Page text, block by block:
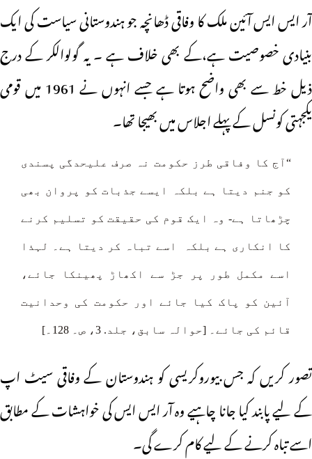
آر ایس ایس آئین ملک کا وفاقی ڈھانچہ جو ہندوستانی سیاست کی ایک
بنیادی خصوصیت ہے،کے بھی خلاف ہے ۔ یہ گولوالکر کے درج
ذیل خط سے بھی واضح ہوتا ہے جسے انہوں نے 1961 میں قومی
یکجہتی کونسل کے پہلے اجلاس میں بھیجا تھا۔
“آج کا وفاقی طرز حکومت نہ صرف علیحدگی پسندی
کو جنم دیتا ہے بلکہ ایسے جذبات کو پروان بھی
چڑھاتا ہے- وہ ایک قوم کی حقیقت کو تسلیم کرنے
کا انکاری ہے بلکہ اسے تباہ کر دیتا ہے۔ لہذا
اسے مکمل طور پر جڑ سے اکھاڑ پھینکا جائے،
آئین کو پاک کیا جائے اور حکومت کی وحدانیت
قائم کی جائے۔ [حوالہ سابق، جلد. 3، ص۔ 128۔]
تصور کریں کہ جس بیوروکریسی کو ہندوستان کے وفاقی سیٹ اپ
کے لیے پابند کیا جانا چاہیے وہ آر ایس ایس کی خواہشات کے مطابق
اسے تباہ کرنے کے لیے کام کرے گی۔